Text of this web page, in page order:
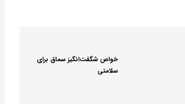
خواص شگفت‌انگیز سماق برای
سلامتی